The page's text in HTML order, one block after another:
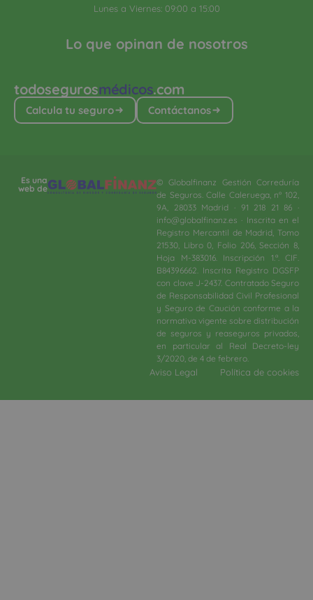
todosegurosmédicos.com
Calcula tu seguro Contáctanos
Lo que opinan de nosotros
Lunes a Viernes: 09:00 a 15:00
Es una
web de
© Globalfinanz Gestión Correduría
de Seguros. Calle Caleruega, nº 102,
9A, 28033 Madrid · 91 218 21 86 ·
info@globalfinanz.es · Inscrita en el
Registro Mercantil de Madrid, Tomo
21530, Libro 0, Folio 206, Sección 8,
Hoja M-383016. Inscripción 1.ª. CIF.
B84396662. Inscrita Registro DGSFP
con clave J-2437. Contratado Seguro
de Responsabilidad Civil Profesional
y Seguro de Caución conforme a la
normativa vigente sobre distribución
de seguros y reaseguros privados,
en particular al Real Decreto-ley
3/2020, de 4 de febrero.​
Aviso Legal Política de cookies